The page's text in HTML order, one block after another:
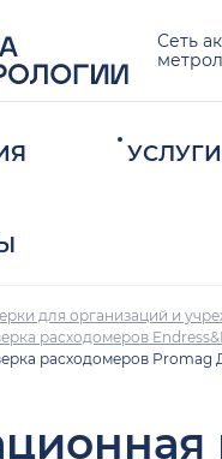
Сеть
для организаций и
расходомеров
расходомеров Promag